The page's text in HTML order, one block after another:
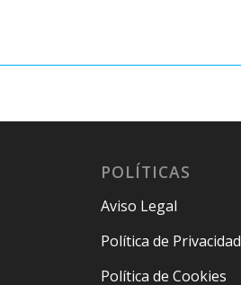
POLÍTICAS
Aviso Legal
Política de Privacidad
Política de Cookies